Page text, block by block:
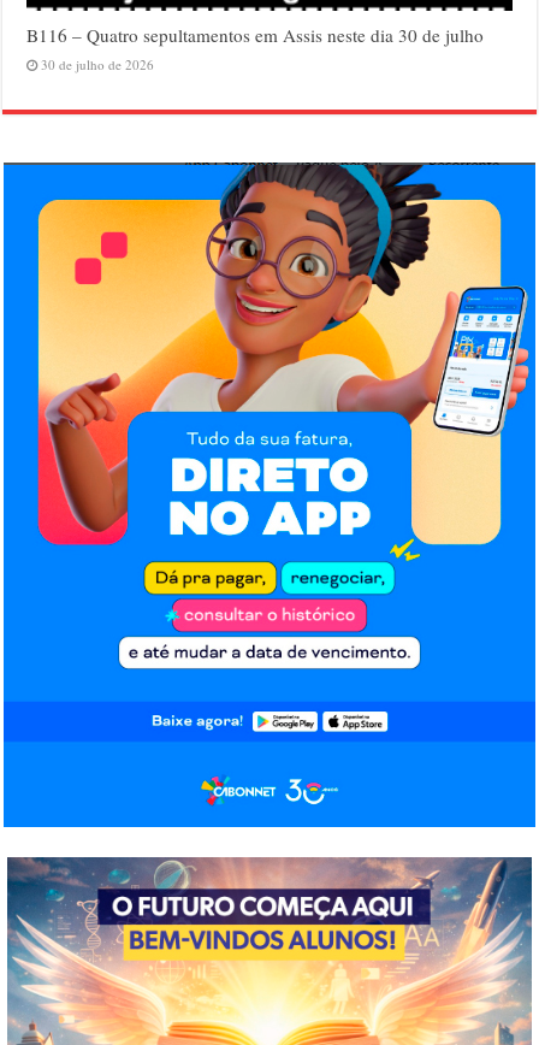
B116 – Quatro sepultamentos em Assis neste dia 30 de julho
30 de julho de 2026